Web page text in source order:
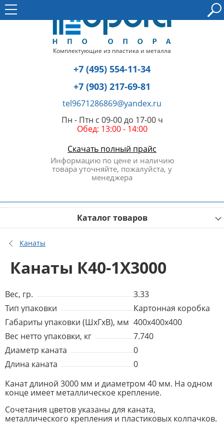
Комплектующие из пластика и металла
+7 (495) 554-11-34
+7 (903) 217-69-81
tel9671286869@yandex.ru
Пн - Птн с 09-00 до 17-00 ч
Обед: 13:00 - 14:00
Скачать полный прайс
Информацию по цене и наличию
товара уточняйте, пожалуйста, у
менеджера
Каталог товаров
Канаты
Канаты К40-1Х3000
Вес, гр.
3.33
Тип упаковки
Картонная коробка
Габариты упаковки (ШхГхВ), мм 400x400x400
Вес нетто упаковки, кг
7.740
Диаметр каната
0
Длина каната
0
Канат длиной 3000 мм и диаметром 40 мм. На одном
конце имеет металлическое крепление.
Сочетания цветов указаны для каната,
металлического крепления и пластиковых колпачков.